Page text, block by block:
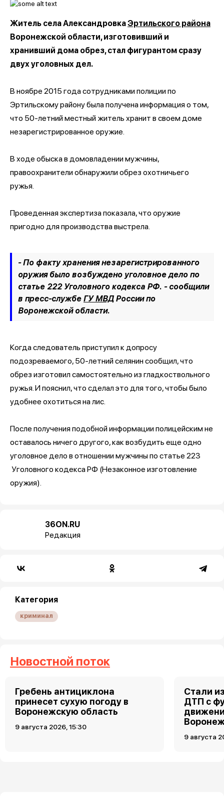
Житель села АлександровкаЭртильского района
Воронежской области, изготовивший и
хранивший дома обрез, стал фигурантом сразу
двух уголовных дел.
В ноябре 2015 года сотрудниками полиции по
Эртильскому району была получена информация о том,
что 50-летний местный житель хранит в своем доме
незарегистрированное оружие.
В ходе обыска в домовладении мужчины,
правоохранители обнаружили обрез охотничьего
ружья.
Проведенная экспертиза показала, что оружие
пригодно для производства выстрела.
- По факту хранения незарегистрированного
оружия было возбуждено уголовное дело по
статье 222 Уголовного кодекса РФ. - сообщили
в пресс-службе ГУ МВД России по
Воронежской области.
Когда следователь приступил к допросу
подозреваемого, 50-летний селянин сообщил, что
обрез изготовил самостоятельно из гладкоствольного
ружья. И пояснил, что сделал это для того, чтобы было
удобнее охотиться на лис.
После получения подобной информации полицейским не
оставалось ничего другого, как возбудить еще одно
уголовное дело в отношении мужчины по статье 223
Уголовного кодекса РФ (Незаконное изготовление
оружия).
36ON.RU
Редакция
Категория
криминал
Новостной поток
Гребень антициклона
принесет сухую погоду в
Воронежскую область
9 августа 2026, 15:30
Стали
ДТП с
9 августа